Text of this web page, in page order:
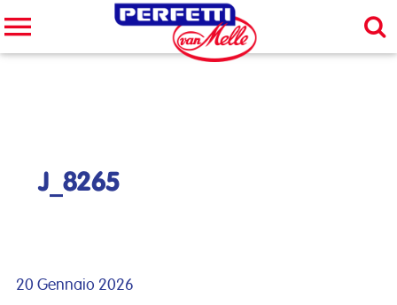
Cerca nel sito
J_8265
20 Gennaio 2026